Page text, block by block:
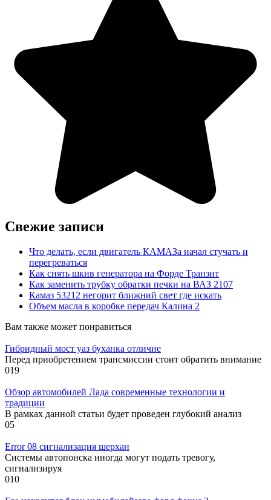
Свежие записи
Что делать, если двигатель КАМАЗа начал стучать и
перегреваться
Как снять шкив генератора на Форде Транзит
Как заменить трубку обратки печки на ВАЗ 2107
Камаз 53212 негорит ближний свет где искать
Объем масла в коробке передач Калина 2
Вам также может понравиться
Гибридный мост уаз буханка отличие
Перед приобретением трансмиссии стоит обратить внимание
019
Обзор автомобилей Лада современные технологии и
традиции
В рамках данной статьи будет проведен глубокий анализ
05
Error 08 сигнализация шерхан
Системы автопоиска иногда могут подать тревогу,
сигнализируя
010